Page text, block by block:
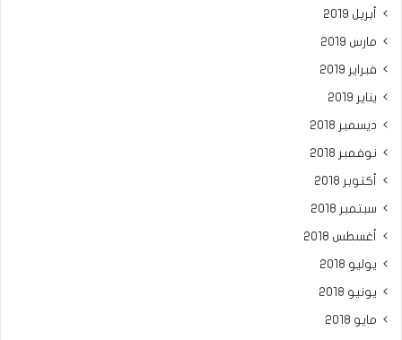
أبريل 2019
مارس 2019
فبراير 2019
يناير 2019
ديسمبر 2018
نوفمبر 2018
أكتوبر 2018
سبتمبر 2018
أغسطس 2018
يوليو 2018
يونيو 2018
مايو 2018